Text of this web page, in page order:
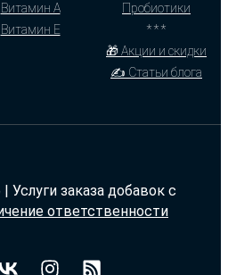
Витамин А
Витамин Е
Пробиотики
* * *
🎁 Акции и скидки
✍ Статьи блога
Услуги заказа добавок с
ответственности